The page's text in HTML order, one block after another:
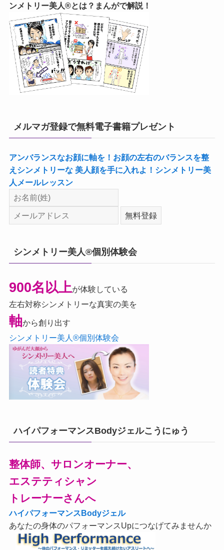
ンメトリー美人®とは？まんがで解説！
メルマガ登録で無料電子書籍プレゼント
アンバランスなお顔に軸を！お顔の左右のバランスを整
えシンメトリーな 美人顔を手に入れよ！シンメトリー美
人メールレッスン
シンメトリー美人®個別体験会
900名以上が体験している
左右対称シンメトリーな真実の美を
軸から創り出す
シンメトリー美人®個別体験会
ハイパフォーマンスBodyジェルこうにゅう
整体師、サロンオーナー、
エステティシャン
トレーナーさんへ
ハイパフォーマンスBodyジェル
あなたの身体のパフォーマンスUpにつなげてみませんか